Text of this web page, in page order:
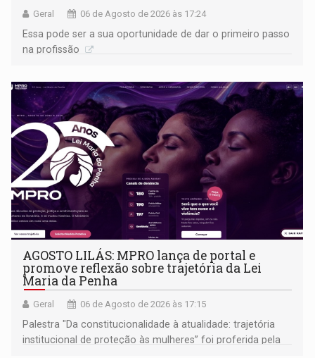
Geral 06 de Agosto de 2026 às 17:24
Essa pode ser a sua oportunidade de dar o primeiro passo
na profissão
AGOSTO LILÁS: MPRO lança de portal e
promove reflexão sobre trajetória da Lei
Maria da Penha
Geral 06 de Agosto de 2026 às 17:15
Palestra "Da constitucionalidade à atualidade: trajetória
institucional de proteção às mulheres” foi proferida pela